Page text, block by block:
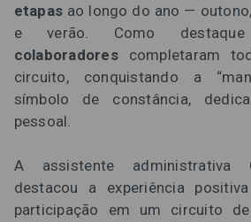
etapas ao longo do ano —
e verão. Como
colaboradores completaram
circuito, conquistando a
símbolo de constância,
pessoal.
A assistente administrativa
destacou a experiência
participação em um circuito